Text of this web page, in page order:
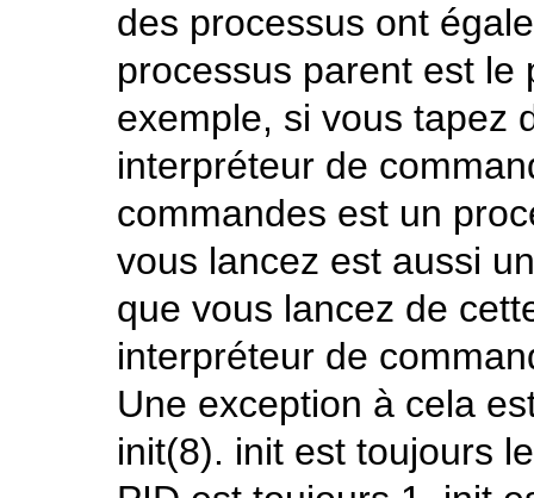
des processus ont
processus parent est le
exemple, si vous tapez
interpréteur de
commandes est un
vous lancez est aussi
que vous lancez de
interpréteur de
Une exception à cela
init(8). init est toujours